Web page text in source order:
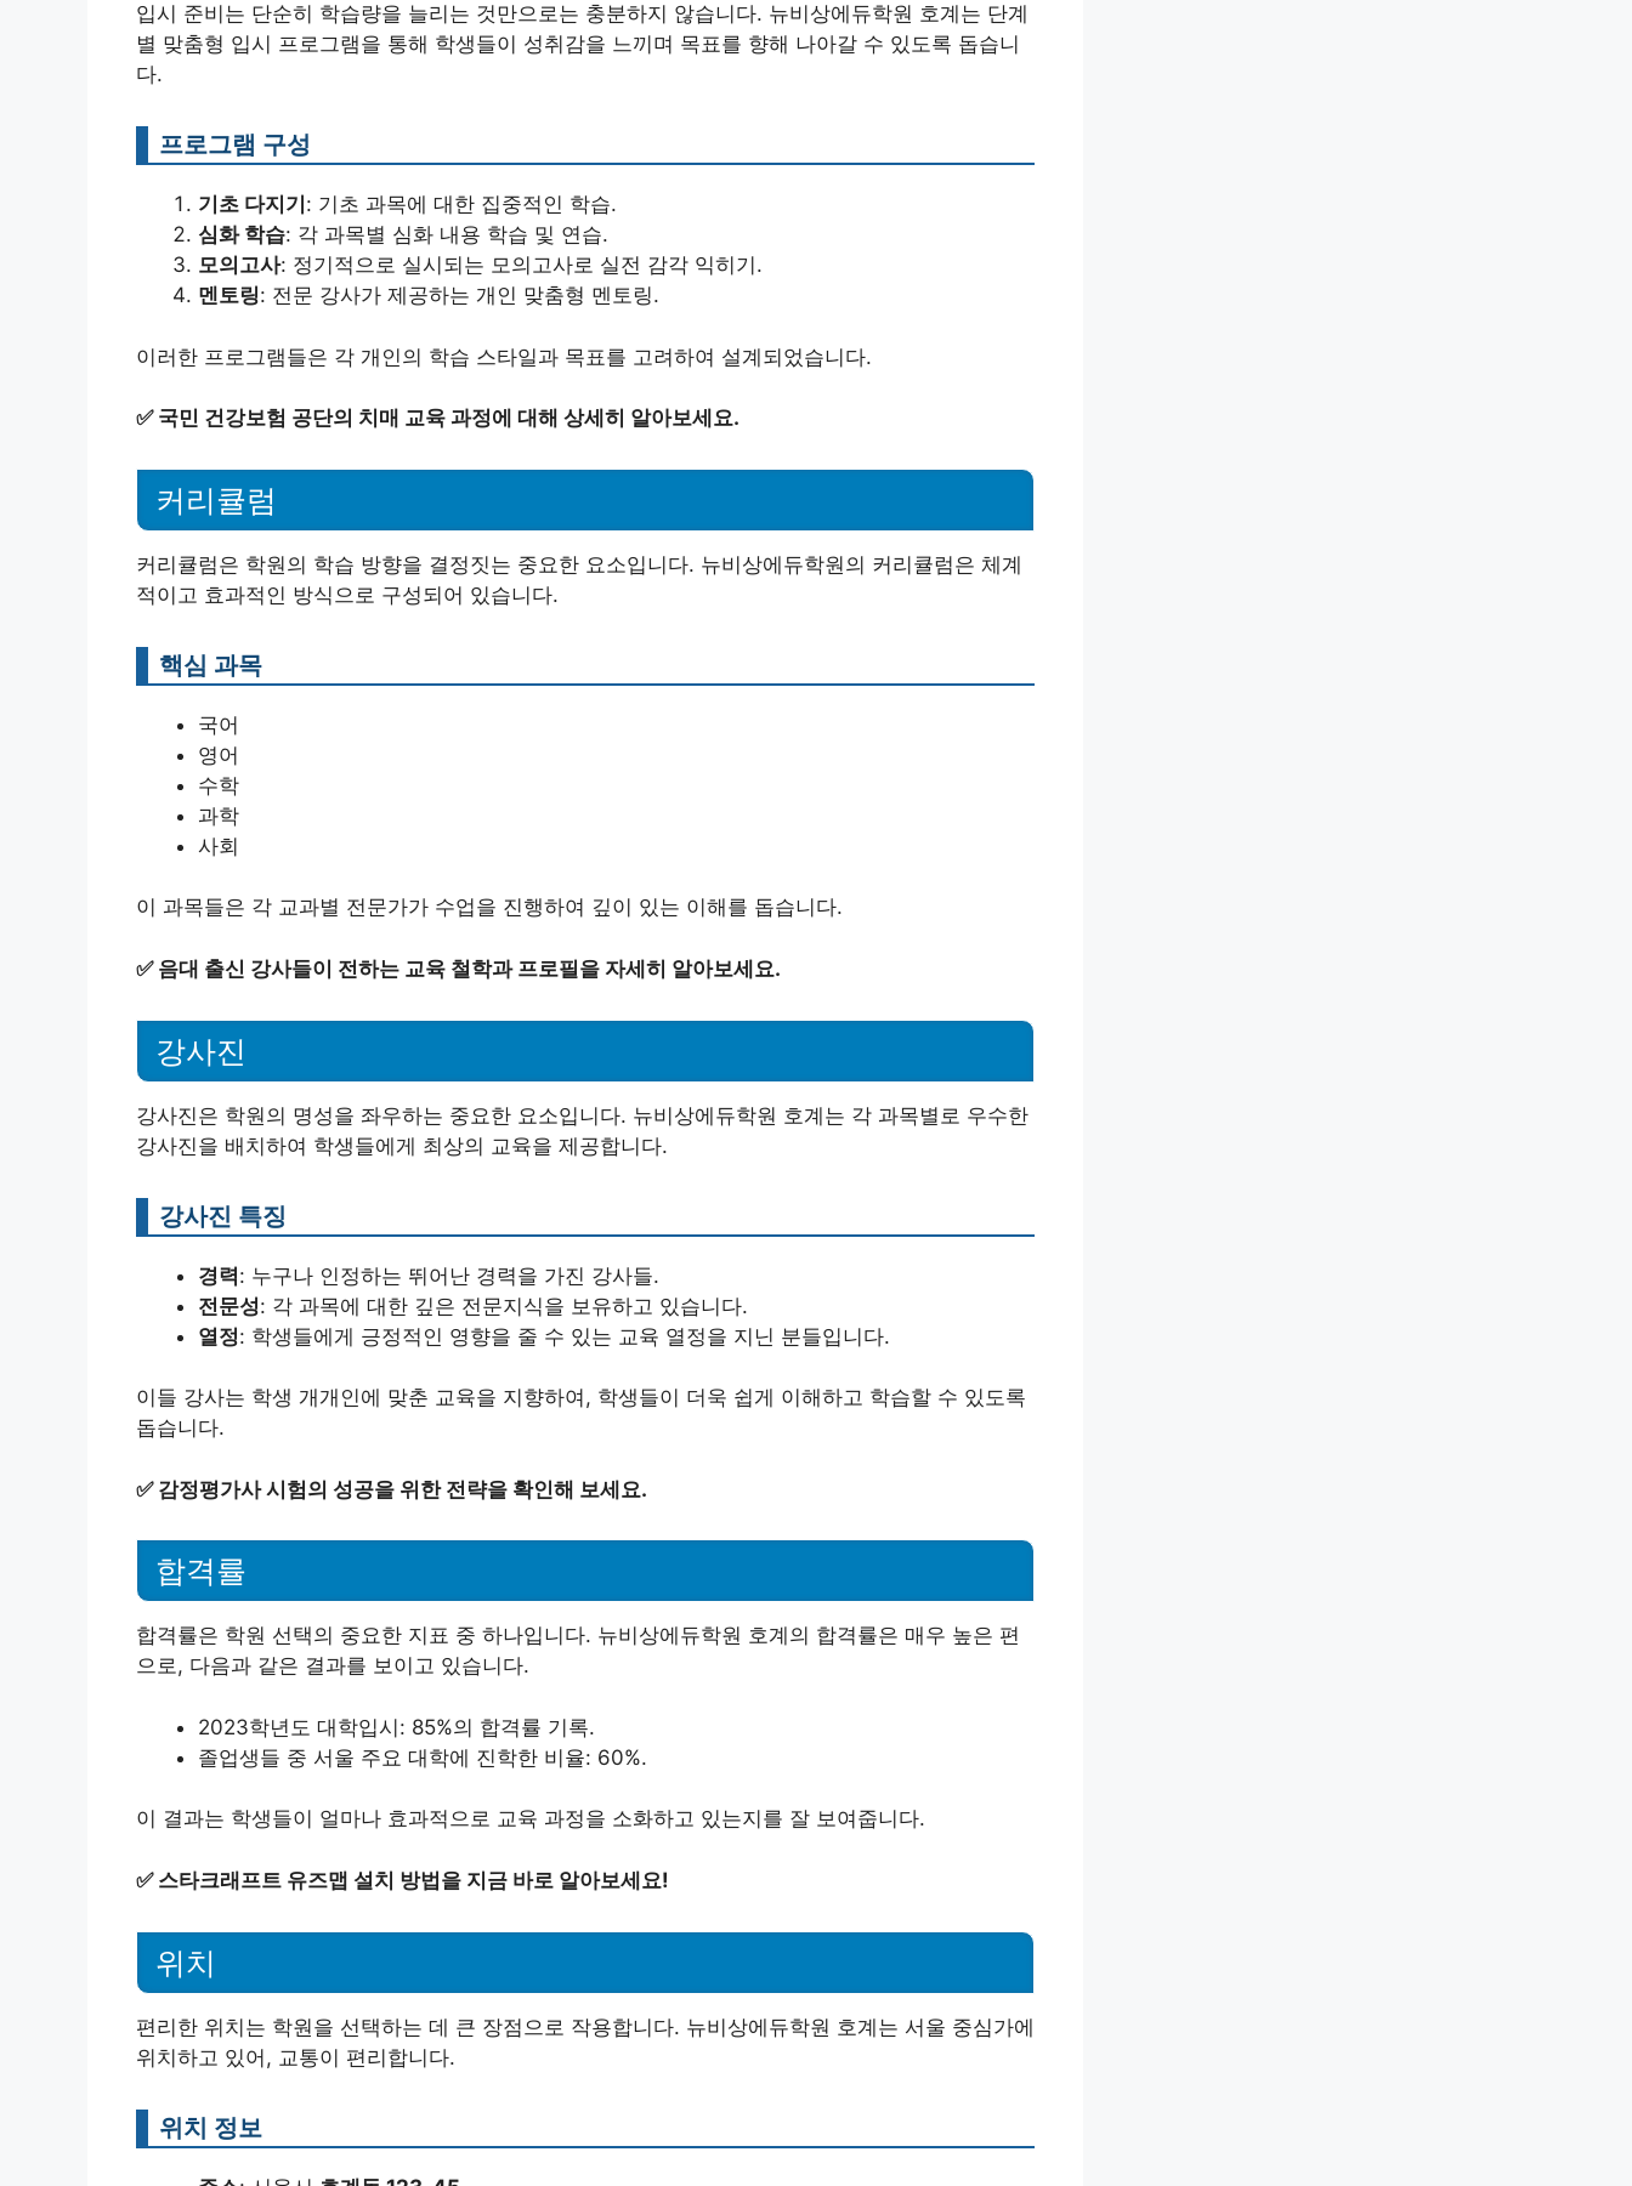
입시 준비는 단순히 학습량을 늘리는 것만으로는 충분하지 않습니다. 뉴비상에듀학원 호계는 단계
별 맞춤형 입시 프로그램을 통해 학생들이 성취감을 느끼며 목표를 향해 나아갈 수 있도록 돕습니
다.
프로그램 구성
기초 다지기 : 기초 과목에 대한 집중적인 학습.
심화 학습: 각 과목별 심화 내용 학습 및 연습.
모의고사: 정기적으로 실시되는 모의고사로 실전 감각 익히기.
멘토링: 전문 강사가 제공하는 개인 맞춤형 멘토링.
이러한 프로그램들은 각 개인의 학습 스타일과 목표를 고려하여 설계되었습니다.
✅ 국민 건강보험 공단의 치매 교육 과정에 대해 상세히 알아보세요.
커리큘럼
커리큘럼은 학원의 학습 방향을 결정짓는 중요한 요소입니다. 뉴비상에듀학원의 커리큘럼은 체계
적이고 효과적인 방식으로 구성되어 있습니다.
핵심 과목
국어
영어
수학
과학
사회
이 과목들은 각 교과별 전문가가 수업을 진행하여 깊이 있는 이해를 돕습니다.
✅ 음대 출신 강사들이 전하는 교육 철학과 프로필을 자세히 알아보세요.
강사진
강사진은 학원의 명성을 좌우하는 중요한 요소입니다. 뉴비상에듀학원 호계는 각 과목별로 우수한
강사진을 배치하여 학생들에게 최상의 교육을 제공합니다.
강사진 특징
경력: 누구나 인정하는 뛰어난 경력을 가진 강사들.
전문성: 각 과목에 대한 깊은 전문지식을 보유하고 있습니다.
열정: 학생들에게 긍정적인 영향을 줄 수 있는 교육 열정을 지닌 분들입니다.
이들 강사는 학생 개개인에 맞춘 교육을 지향하여, 학생들이 더욱 쉽게 이해하고 학습할 수 있도록
돕습니다.
✅ 감정평가사 시험의 성공을 위한 전략을 확인해 보세요.
합격률
합격률은 학원 선택의 중요한 지표 중 하나입니다. 뉴비상에듀학원 호계의 합격률은 매우 높은 편
으로, 다음과 같은 결과를 보이고 있습니다.
2023학년도 대학입시: 85%의 합격률 기록.
졸업생들 중 서울 주요 대학에 진학한 비율: 60%.
이 결과는 학생들이 얼마나 효과적으로 교육 과정을 소화하고 있는지를 잘 보여줍니다.
✅ 스타크래프트 유즈맵 설치 방법을 지금 바로 알아보세요!
위치
편리한 위치는 학원을 선택하는 데 큰 장점으로 작용합니다. 뉴비상에듀학원 호계는 서울 중심가에
위치하고 있어, 교통이 편리합니다.
위치 정보